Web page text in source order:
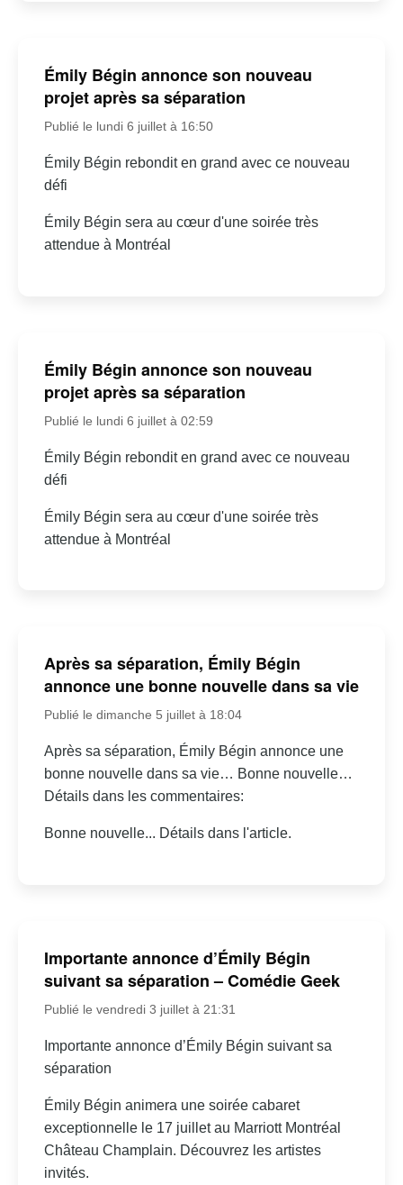
Émily Bégin annonce son nouveau
projet après sa séparation
Publié le lundi 6 juillet à 16:50
Émily Bégin rebondit en grand avec ce nouveau
défi
Émily Bégin sera au cœur d'une soirée très
attendue à Montréal
Émily Bégin annonce son nouveau
projet après sa séparation
Publié le lundi 6 juillet à 02:59
Émily Bégin rebondit en grand avec ce nouveau
défi
Émily Bégin sera au cœur d'une soirée très
attendue à Montréal
Après sa séparation, Émily Bégin
annonce une bonne nouvelle dans sa vie
Publié le dimanche 5 juillet à 18:04
Après sa séparation, Émily Bégin annonce une
bonne nouvelle dans sa vie… Bonne nouvelle…
Détails dans les commentaires:
Bonne nouvelle... Détails dans l'article.
Importante annonce d’Émily Bégin
suivant sa séparation – Comédie Geek
Publié le vendredi 3 juillet à 21:31
Importante annonce d’Émily Bégin suivant sa
séparation
Émily Bégin animera une soirée cabaret
exceptionnelle le 17 juillet au Marriott Montréal
Château Champlain. Découvrez les artistes
invités.